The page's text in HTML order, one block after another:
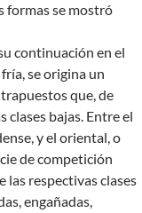
formas se mostró
continuación en el
se origina un
que, de
clases bajas. Entre el
y el oriental, o
de competición
las respectivas clases
engañadas,